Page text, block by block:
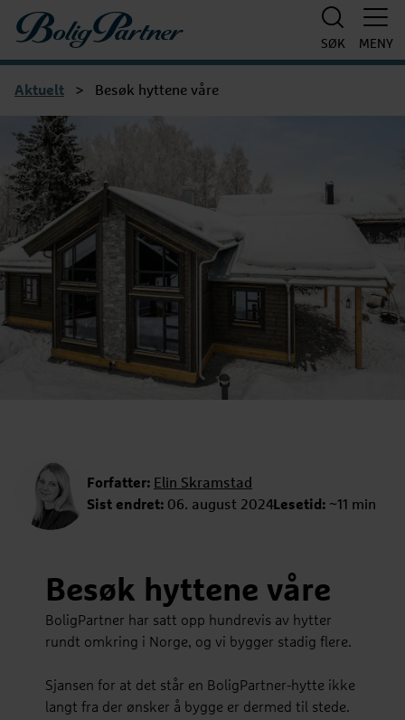
Boligpartner
SØK MENY
Aktuelt > Besøk hyttene våre
Forfatter: Elin Skramstad
Sist endret: 06. august 2024Lesetid: ~11 min
Besøk hyttene våre
BoligPartner har satt opp hundrevis av hytter
rundt omkring i Norge, og vi bygger stadig flere.
Sjansen for at det står en BoligPartner-hytte ikke
langt fra der ønsker å bygge er dermed til stede.